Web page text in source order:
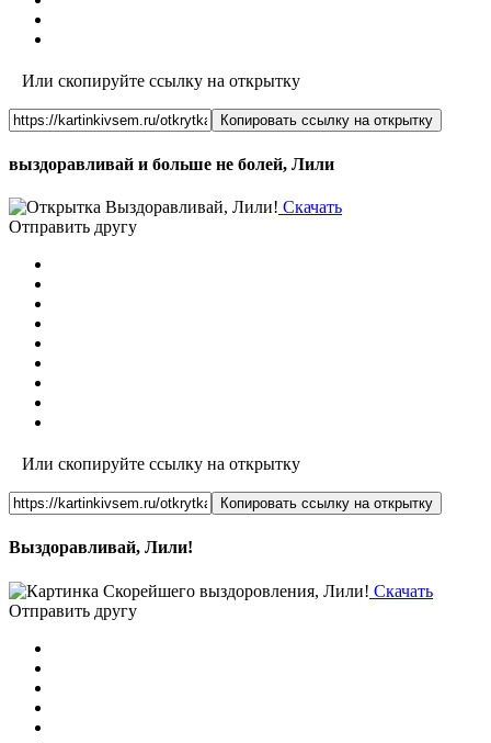
Или скопируйте ссылку на открытку
Копировать ссылку на открытку
выздоравливай и больше не болей, Лили
Скачать
Отправить другу
Или скопируйте ссылку на открытку
Копировать ссылку на открытку
Выздоравливай, Лили!
Скачать
Отправить другу